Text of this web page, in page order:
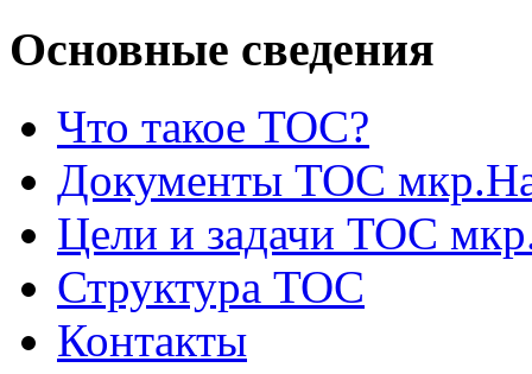
Основные сведения
Что такое ТОС?
Документы ТОС
Цели и задачи ТОС
Структура ТОС
Контакты